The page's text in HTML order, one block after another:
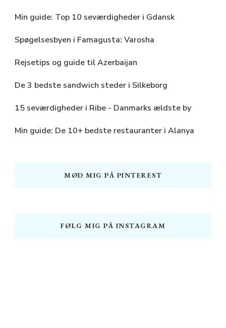
Min guide: Top 10 seværdigheder i Gdansk
Spøgelsesbyen i Famagusta: Varosha
Rejsetips og guide til Azerbaijan
De 3 bedste sandwich steder i Silkeborg
15 seværdigheder i Ribe - Danmarks ældste by
Min guide: De 10+ bedste restauranter i Alanya
MØD MIG PÅ PINTEREST
FØLG MIG PÅ INSTAGRAM